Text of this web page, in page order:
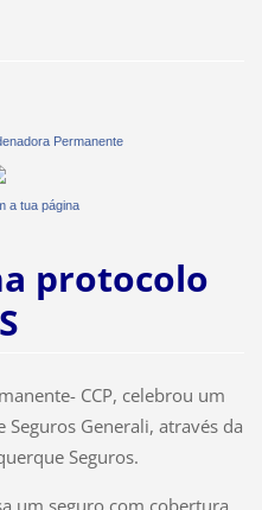
Permanente
a tua página
protocolo
CCP, celebrou um
Generali, através da
Seguros.